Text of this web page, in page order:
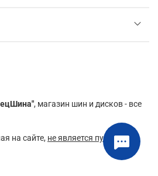
, магазин шин и дисков - все
на сайте, не является публичной